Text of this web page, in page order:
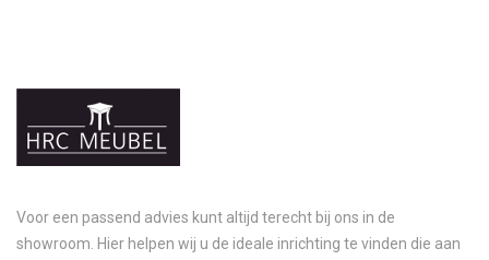
Voor een passend advies kunt altijd terecht bij ons in de
showroom. Hier helpen wij u de ideale inrichting te vinden die aan